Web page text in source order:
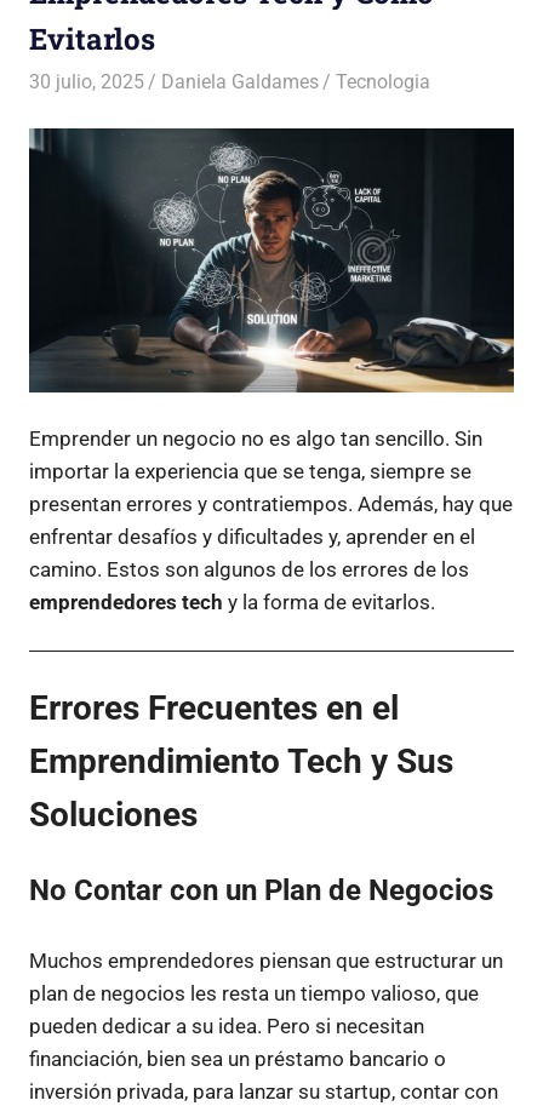
Evitarlos
30 julio, 2025 Daniela Galdames Tecnologia
Emprender un negocio no es algo tan sencillo. Sin
importar la experiencia que se tenga, siempre se
presentan errores y contratiempos. Además, hay que
enfrentar desafíos y dificultades y, aprender en el
camino. Estos son algunos de los errores de los
emprendedores tech y la forma de evitarlos.
Errores Frecuentes en el
Emprendimiento Tech y Sus
Soluciones
No Contar con un Plan de Negocios
Muchos emprendedores piensan que estructurar un
plan de negocios les resta un tiempo valioso, que
pueden dedicar a su idea. Pero si necesitan
financiación, bien sea un préstamo bancario o
inversión privada, para lanzar su startup, contar con